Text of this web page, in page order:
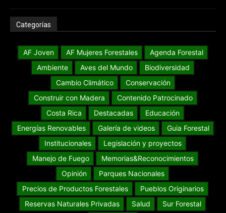
Categorías
AF Joven AF Mujeres Forestales
Agenda Forestal
Ambiente
Aves del Mundo
Biodiversidad
Cambio Climático
Conservación
Construir con Madera
Contenido Patrocinado
Costa Rica
Destacadas
Educación
Energías Renovables
Galería de videos
Guia Forestal
Institucionales
Legislación y proyectos
Manejo de Fuego
Memorias&Reconocimientos
Opinión
Parques Nacionales
Precios de Productos Forestales
Pueblos Originarios
Reservas Naturales Privadas
Salud
Sur Forestal